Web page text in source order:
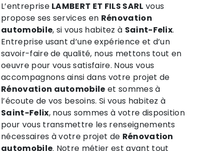
L’entreprise LAMBERT ET FILS SARL vous
propose ses services en Rénovation
automobile, si vous habitez à Saint-Felix.
Entreprise usant d’une expérience et d’un
savoir-faire de qualité, nous mettons tout en
oeuvre pour vous satisfaire. Nous vous
accompagnons ainsi dans votre projet de
Rénovation automobile et sommes à
l’écoute de vos besoins. Si vous habitez à
Saint-Felix, nous sommes à votre disposition
pour vous transmettre les renseignements
nécessaires à votre projet de Rénovation
automobile. Notre métier est avant tout